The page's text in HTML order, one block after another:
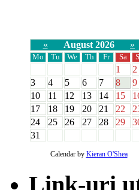
« August 2026 »
Mo Tu We Th Fr Sa
1
2
3
4 5 6 7 8
9
10
11 12 13 14 15
17
18 19 20 21 22
24
25 26 27 28 29
31
Calendar by Kieran O'Shea
Link-uri